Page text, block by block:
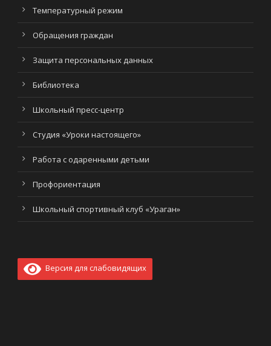
Температурный режим
Обращения граждан
Защита персональных данных
Библиотека
Школьный пресс-центр
Студия «Уроки настоящего»
Работа с одаренными детьми
Профориентация
Школьный спортивный клуб «Ураган»
Версия для слабовидящих